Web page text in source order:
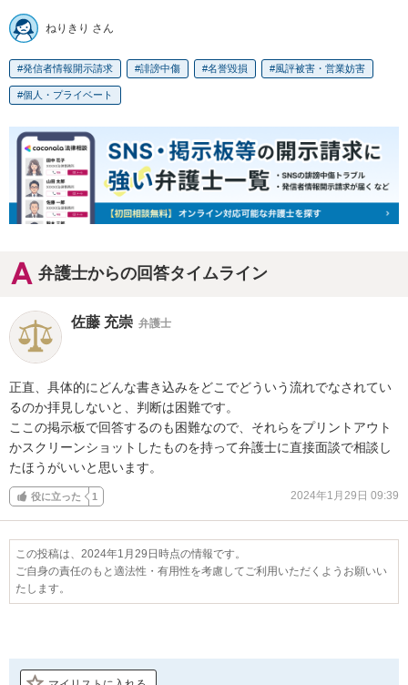
ねりきり さん
発信者情報開示請求 誹謗中傷 名誉毀損 風評被害・営業妨害
個人・プライベート
弁護士からの回答タイムライン
佐藤 充崇 弁護士
正直、具体的にどんな書き込みをどこでどういう流れでなされてい
るのか拝見しないと、判断は困難です。
ここの掲示板で回答するのも困難なので、それらをプリントアウト
かスクリーンショットしたものを持って弁護士に直接面談で相談し
たほうがいいと思います。
役に立った 1 2024年1月29日 09:39
この投稿は、2024年1月29日時点の情報です。
ご自身の責任のもと適法性・有用性を考慮してご利用いただくようお願いい
たします。